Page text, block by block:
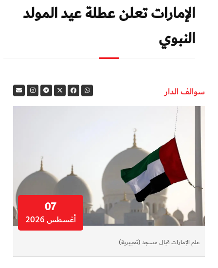
الإمارات تعلن عطلة عيد المولد
النبوي
سوالف الدار
07
أغسطس 2026
علم الإمارات قبال مسجد (تعبيرية)